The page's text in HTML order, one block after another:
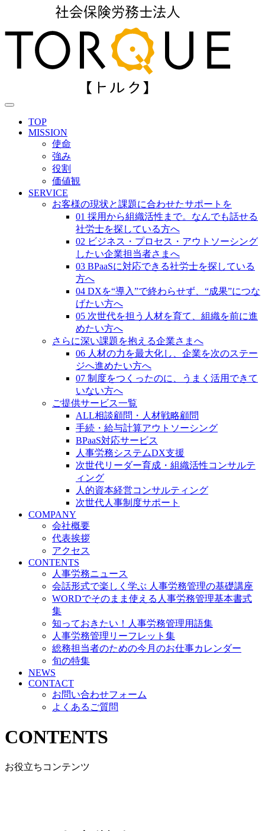
TOP
MISSION
使命
強み
役割
価値観
SERVICE
お客様の現状と課題に合わせたサポートを
01 採用から組織活性まで。なんでも話せる
社労士を探している方へ
02 ビジネス・プロセス・アウトソーシング
したい企業担当者さまへ
03 BPaaSに対応できる社労士を探している
方へ
04 DXを“導入”で終わらせず、“成果”につな
げたい方へ
05 次世代を担う人材を育て、組織を前に進
めたい方へ
さらに深い課題を抱える企業さまへ
06 人材の力を最大化し、企業を次のステー
ジへ進めたい方へ
07 制度をつくったのに、うまく活用できて
いない方へ
ご提供サービス一覧
ALL相談顧問・人材戦略顧問
手続・給与計算アウトソーシング
BPaaS対応サービス
人事労務システムDX支援
次世代リーダー育成・組織活性コンサルテ
ィング
人的資本経営コンサルティング
次世代人事制度サポート
COMPANY
会社概要
代表挨拶
アクセス
CONTENTS
人事労務ニュース
会話形式で楽しく学ぶ 人事労務管理の基礎講座
WORDでそのまま使える人事労務管理基本書式
集
知っておきたい！人事労務管理用語集
人事労務管理リーフレット集
総務担当者のための今月のお仕事カレンダー
旬の特集
NEWS
CONTACT
お問い合わせフォーム
よくあるご質問
CONTENTS
お役立ちコンテンツ